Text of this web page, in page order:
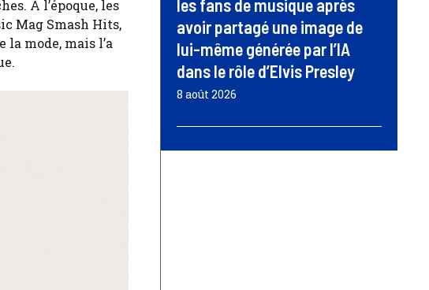
À l’époque, les
Mag Smash Hits,
mode, mais l’a
les fans de musique après
avoir partagé une image de
lui-même générée par l’IA
dans le rôle d’Elvis Presley
8 août 2026